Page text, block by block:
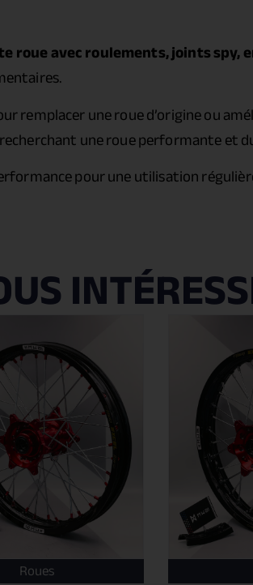
roue avec roulements, joints spy,
remplacer une roue d’origine ou
une roue performante et
pour une utilisation
Roues